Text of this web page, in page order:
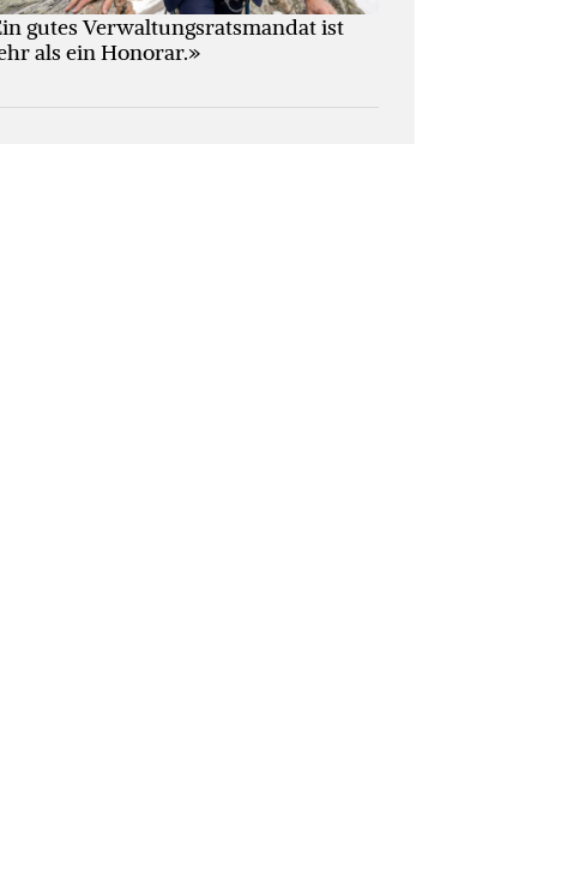
gutes Verwaltungs­ratsmandat ist
als ein Honorar.»